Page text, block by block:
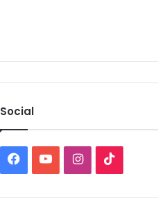
Social
Facebook
YouTubeInstagram